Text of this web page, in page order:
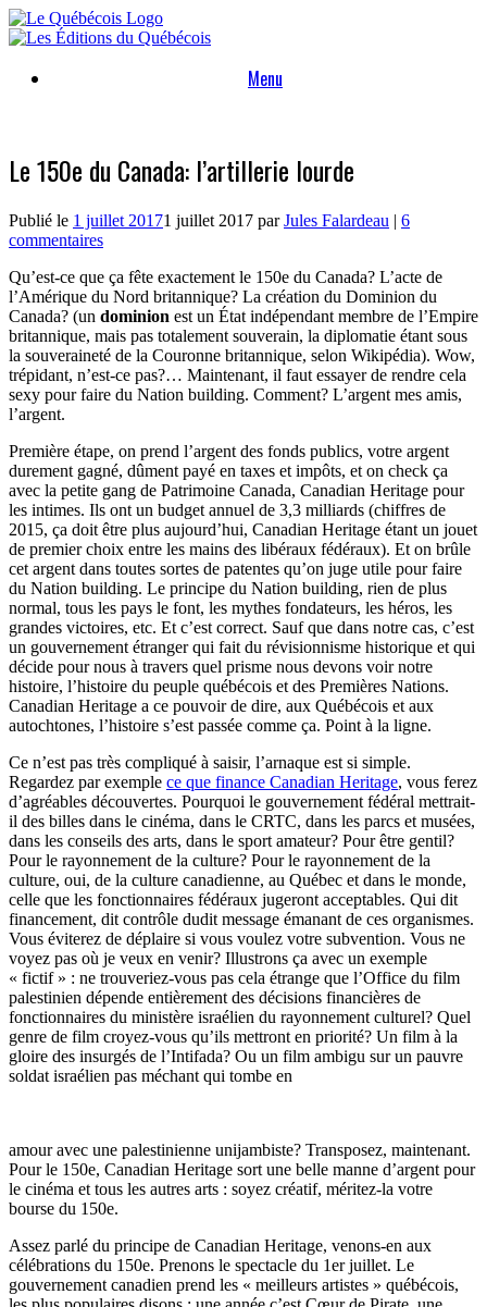
Skip
to
Menu
Le 150e du Canada: l’artillerie lourde
Publié le 1 juillet 20171 juillet 2017 parJules Falardeau | 6
commentaires
Qu’est-ce que ça fête exactement le 150e du Canada? L’acte de
l’Amérique du Nord britannique? La création du Dominion du
Canada? (un dominion est un État indépendant membre de l’Empire
britannique, mais pas totalement souverain, la diplomatie étant sous
la souveraineté de la Couronne britannique, selon Wikipédia). Wow,
trépidant, n’est-ce pas?… Maintenant, il faut essayer de rendre cela
sexy pour faire du Nation building. Comment? L’argent mes amis,
l’argent.
Première étape, on prend l’argent des fonds publics, votre argent
durement gagné, dûment payé en taxes et impôts, et on check ça
avec la petite gang de Patrimoine Canada, Canadian Heritage pour
les intimes. Ils ont un budget annuel de 3,3 milliards (chiffres de
2015, ça doit être plus aujourd’hui, Canadian Heritage étant un jouet
de premier choix entre les mains des libéraux fédéraux). Et on brûle
cet argent dans toutes sortes de patentes qu’on juge utile pour faire
du Nation building. Le principe du Nation building, rien de plus
normal, tous les pays le font, les mythes fondateurs, les héros, les
grandes victoires, etc. Et c’est correct. Sauf que dans notre cas, c’est
un gouvernement étranger qui fait du révisionnisme historique et qui
décide pour nous à travers quel prisme nous devons voir notre
histoire, l’histoire du peuple québécois et des Premières Nations.
Canadian Heritage a ce pouvoir de dire, aux Québécois et aux
autochtones, l’histoire s’est passée comme ça. Point à la ligne.
Ce n’est pas très compliqué à saisir, l’arnaque est si simple.
Regardez par exemple ce que finance Canadian Heritage, vous ferez
d’agréables découvertes. Pourquoi le gouvernement fédéral mettrait-
il des billes dans le cinéma, dans le CRTC, dans les parcs et musées,
dans les conseils des arts, dans le sport amateur? Pour être gentil?
Pour le rayonnement de la culture? Pour le rayonnement de la
culture, oui, de la culture canadienne, au Québec et dans le monde,
celle que les fonctionnaires fédéraux jugeront acceptables. Qui dit
financement, dit contrôle dudit message émanant de ces organismes.
Vous éviterez de déplaire si vous voulez votre subvention. Vous ne
voyez pas où je veux en venir? Illustrons ça avec un exemple
« fictif » : ne trouveriez-vous pas cela étrange que l’Office du film
palestinien dépende entièrement des décisions financières de
fonctionnaires du ministère israélien du rayonnement culturel? Quel
genre de film croyez-vous qu’ils mettront en priorité? Un film à la
gloire des insurgés de l’Intifada? Ou un film ambigu sur un pauvre
soldat israélien pas méchant qui tombe en
amour avec une palestinienne unijambiste? Transposez, maintenant.
Pour le 150e, Canadian Heritage sort une belle manne d’argent pour
le cinéma et tous les autres arts : soyez créatif, méritez-la votre
bourse du 150e.
Assez parlé du principe de Canadian Heritage, venons-en aux
célébrations du 150e. Prenons le spectacle du 1er juillet. Le
gouvernement canadien prend les « meilleurs artistes » québécois,